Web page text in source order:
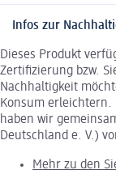
Infos zur
Dieses Produkt
Zertifizierung bzw.
Nachhaltigkeit
Konsum erleichtern.
haben wir
Deutschland e. V.)
Mehr zu den